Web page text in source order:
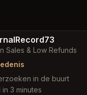
Sales & Low Refunds
in de buurt
3 minutes